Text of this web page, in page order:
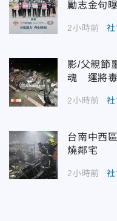
勵志金句
2小時前
影/父親節
魂 運將
2小時前
台南中西
燒鄰宅
2小時前